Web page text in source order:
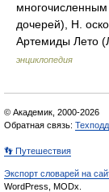
дочерей), Н.
Артемиды Лето
энциклопедия
© Академик, 2000-2026
Обратная связь:
👣 Путешествия
Экспорт словарей на
WordPress, MODx.